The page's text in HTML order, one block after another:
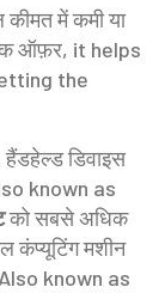
कीमत में कमी या
ऑफ़र, it helps
the
हैंडहेल्ड डिवाइस
known as
को सबसे अधिक
कंप्यूटिंग मशीन
known as